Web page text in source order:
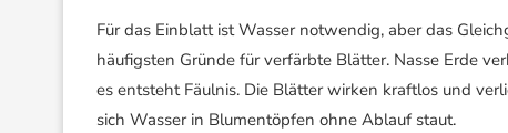
Für das Einblatt ist Wasser notwendig, aber das
häufigsten Gründe für verfärbte Blätter. Nasse Erde
es entsteht Fäulnis. Die Blätter wirken kraftlos und
sich Wasser in Blumentöpfen ohne Ablauf staut.